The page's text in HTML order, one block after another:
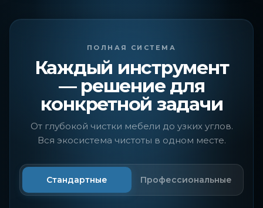
ПОЛНАЯ СИСТЕМА
Каждый инструмент
— решение для
конкретной задачи
От глубокой чистки мебели до узких углов.
Вся экосистема чистоты в одном месте.
Стандартные Профессиональные